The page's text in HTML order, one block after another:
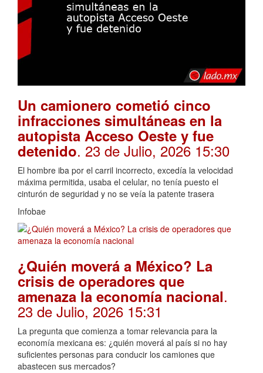
Un camionero cometió cinco
infracciones simultáneas en la
autopista Acceso Oeste y fue
detenido. 23 de Julio, 2026 15:30
El hombre iba por el carril incorrecto, excedía la velocidad
máxima permitida, usaba el celular, no tenía puesto el
cinturón de seguridad y no se veía la patente trasera
Infobae
¿Quién moverá a México? La
crisis de operadores que
amenaza la economía nacional.
23 de Julio, 2026 15:31
La pregunta que comienza a tomar relevancia para la
economía mexicana es: ¿quién moverá al país si no hay
suficientes personas para conducir los camiones que
abastecen sus mercados?